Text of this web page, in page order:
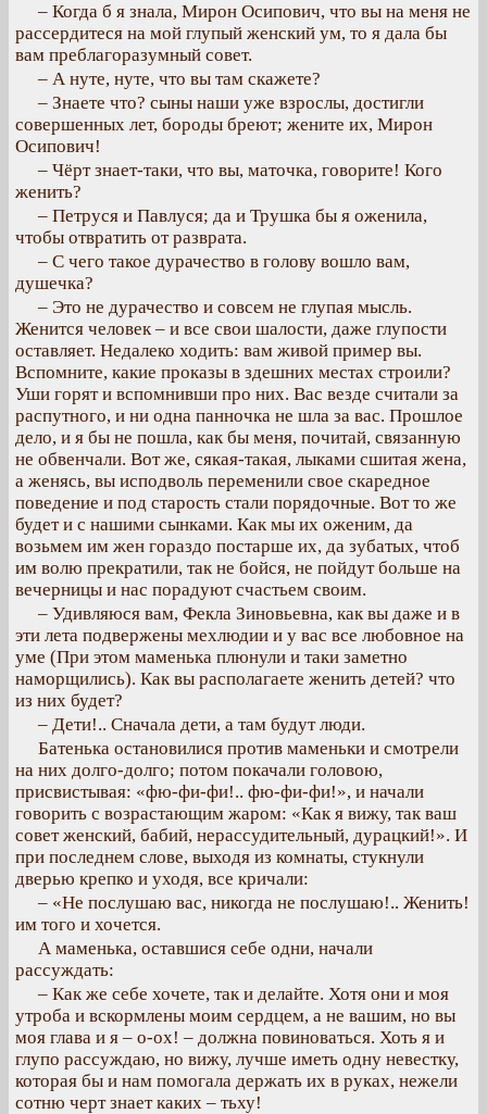
– Когда б я знала, Мирон Осипович, что вы на меня не
рассердитеся на мой глупый женский ум, то я дала бы
вам преблагоразумный совет.
– А нуте, нуте, что вы там скажете?
– Знаете что? сыны наши уже взрослы, достигли
совершенных лет, бороды бреют; жените их, Мирон
Осипович!
– Чёрт знает-таки, что вы, маточка, говорите! Кого
женить?
– Петруся и Павлуся; да и Трушка бы я оженила,
чтобы отвратить от разврата.
– С чего такое дурачество в голову вошло вам,
душечка?
– Это не дурачество и совсем не глупая мысль.
Женится человек – и все свои шалости, даже глупости
оставляет. Недалеко ходить: вам живой пример вы.
Вспомните, какие проказы в здешних местах строили?
Уши горят и вспомнивши про них. Вас везде считали за
распутного, и ни одна панночка не шла за вас. Прошлое
дело, и я бы не пошла, как бы меня, почитай, связанную
не обвенчали. Вот же, сякая-такая, лыками сшитая жена,
а женясь, вы исподволь переменили свое скаредное
поведение и под старость стали порядочные. Вот то же
будет и с нашими сынками. Как мы их оженим, да
возьмем им жен гораздо постарше их, да зубатых, чтоб
им волю прекратили, так не бойся, не пойдут больше на
вечерницы и нас порадуют счастьем своим.
– Удивляюся вам, Фекла Зиновьевна, как вы даже и в
эти лета подвержены мехлюдии и у вас все любовное на
уме (При этом маменька плюнули и таки заметно
наморщились). Как вы располагаете женить детей? что
из них будет?
– Дети!.. Сначала дети, а там будут люди.
Батенька остановилися против маменьки и смотрели
на них долго-долго; потом покачали головою,
присвистывая: «фю-фи-фи!.. фю-фи-фи!», и начали
говорить с возрастающим жаром: «Как я вижу, так ваш
совет женский, бабий, нерассудительный, дурацкий!». И
при последнем слове, выходя из комнаты, стукнули
дверью крепко и уходя, все кричали:
– «Не послушаю вас, никогда не послушаю!.. Женить!
им того и хочется.
А маменька, оставшися себе одни, начали
рассуждать:
– Как же себе хочете, так и делайте. Хотя они и моя
утроба и вскормлены моим сердцем, а не вашим, но вы
моя глава и я – о-ох! – должна повиноваться. Хоть я и
глупо рассуждаю, но вижу, лучше иметь одну невестку,
которая бы и нам помогала держать их в руках, нежели
сотню черт знает каких – тьху!